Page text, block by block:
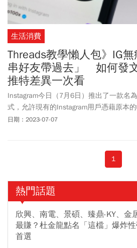
生活消費
Threads教學懶人包》IG
串好友帶過去」 如何發
推特差異一次看
Instagram今日（7月6日）推出了一款名
式，允許現有的Instagram用戶憑藉原本
發佈最多500字的「串文」、連結、照片
日期：2023-07-07
1
熱門話題
欣興、南電、景碩、臻鼎-KY、金
最賺？杜金龍點名「這檔」爆炸
首選